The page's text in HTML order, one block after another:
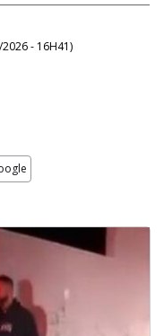
- 16H41)